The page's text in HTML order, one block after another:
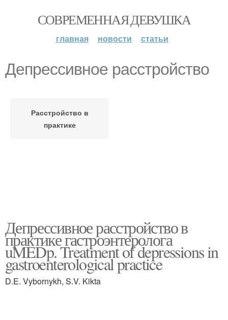
СОВРЕМЕННАЯ ДЕВУШКА
главная новости статьи
Депрессивное расстройство
Расстройство в
практике
Депрессивное расстройство в
практике гастроэнтеролога
uMEDp. Treatment of depressions in
gastroenterological practice
D.E. Vybornykh, S.V. Kikta